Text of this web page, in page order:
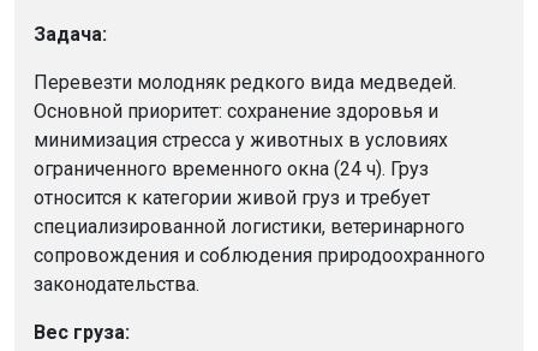
Задача:
Перевезти молодняк редкого вида медведей.
Основной приоритет: сохранение здоровья и
минимизация стресса у животных в условиях
ограниченного временного окна (24 ч). Груз
относится к категории живой груз и требует
специализированной логистики, ветеринарного
сопровождения и соблюдения природоохранного
законодательства.
Вес груза: